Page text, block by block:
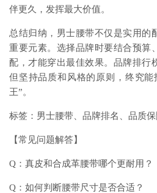
伴更久，发挥最大价值。
总结归纳，男士腰带不仅是实用的
重要元素。选择品牌时要结合预算
配，才能穿出最佳效果。品牌排行
但坚持品质和风格的原则，终究能
王”。
标签：男士腰带、品牌排名、品质
【常见问题解答】
Q：真皮和合成革腰带哪个更耐用？
Q：如何判断腰带尺寸是否合适？